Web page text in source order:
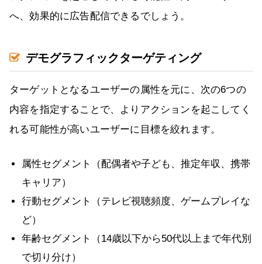
へ、効果的に広告配信できるでしょう。
デモグラフィックターゲティング
ターゲットとなるユーザーの属性を元に、次の6つの
内容を指定することで、よりアクションを起こしてく
れる可能性が高いユーザーに目標を絞れます。
属性セグメント（配偶者や子ども、推定年収、携帯
キャリア）
行動セグメント（テレビ視聴頻度、ゲームプレイな
ど）
年齢セグメント（14歳以下から50代以上まで年代別
で切り分け）